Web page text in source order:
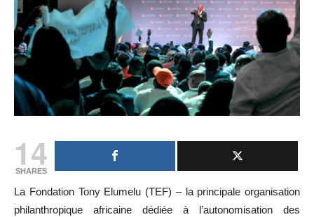
14
SHARES
La Fondation Tony Elumelu (TEF) – la principale organisation
philanthropique africaine dédiée à l’autonomisation des